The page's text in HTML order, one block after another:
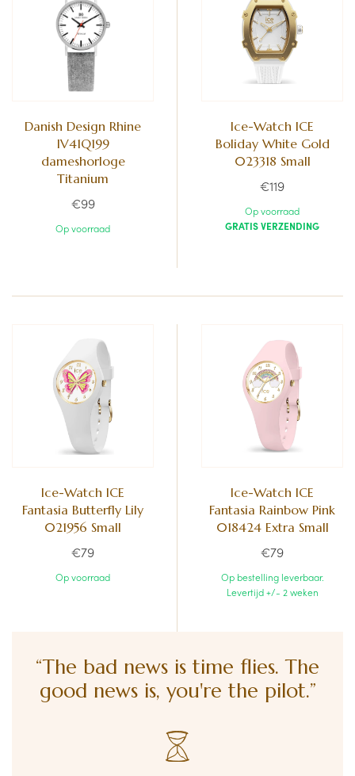
Danish Design Rhine
IV41Q199
dameshorloge
Titanium
€99
Op voorraad
Ice-Watch ICE
Boliday White Gold
023318 Small
€119
Op voorraad
GRATIS VERZENDING
Ice-Watch ICE
Fantasia Butterfly Lily
021956 Small
€79
Op voorraad
Ice-Watch ICE
Fantasia Rainbow Pink
018424 Extra Small
€79
Op bestelling leverbaar.
Levertijd +/- 2 weken
“The bad news is time flies. The
good news is, you're the pilot.”